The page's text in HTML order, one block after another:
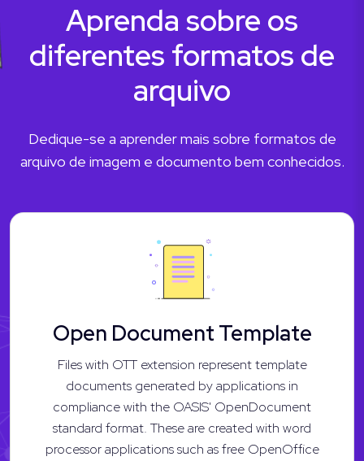
Aprenda sobre os
diferentes formatos de
arquivo
Dedique-se a aprender mais sobre formatos de
arquivo de imagem e documento bem conhecidos.
Open Document Template
Files with OTT extension represent template
documents generated by applications in
compliance with the OASIS' OpenDocument
standard format. These are created with word
processor applications such as free OpenOffice